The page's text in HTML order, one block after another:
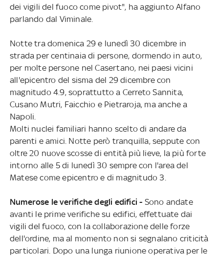
dei vigili del fuoco come pivot", ha aggiunto Alfano
parlando dal Viminale.
Notte tra domenica 29 e lunedì 30 dicembre in
strada per centinaia di persone, dormendo in auto,
per molte persone nel Casertano, nei paesi vicini
all'epicentro del sisma del 29 dicembre con
magnitudo 4.9, soprattutto a Cerreto Sannita,
Cusano Mutri, Faicchio e Pietraroja, ma anche a
Napoli.
Molti nuclei familiari hanno scelto di andare da
parenti e amici. Notte però tranquilla, seppute con
oltre 20 nuove scosse di entità più lieve, la più forte
intorno alle 5 di lunedì 30 sempre con l'area del
Matese come epicentro e di magnitudo 3.
Numerose le verifiche degli edifici - Sono andate
avanti le prime verifiche su edifici, effettuate dai
vigili del fuoco, con la collaborazione delle forze
dell'ordine, ma al momento non si segnalano criticità
particolari. Dopo una lunga riunione operativa per le